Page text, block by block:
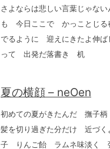
さよならは悲しい言葉じゃな
も 今日ここで かっことじ
でるように 迎えにきたよ伸
って 出発だ落書き 机
夏の横顔 – neOen
初めての夏がきたんだ 撫子
髪を切り過ぎた分だけ 近づく
子 りんご飴 ラムネ味淡く